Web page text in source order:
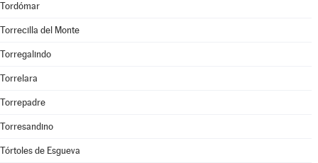
Tordómar
Torrecilla del Monte
Torregalindo
Torrelara
Torrepadre
Torresandino
Tórtoles de Esgueva